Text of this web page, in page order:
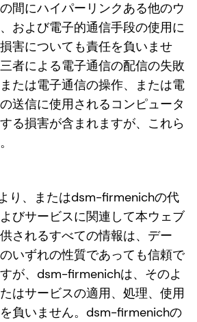
間にハイパーリンクある他のウ
および電子的通信手段の使用に
害についても責任を負いませ
者による電子通信の配信の失敗
たは電子通信の操作、または電
送信に使用されるコンピュータ
る損害が含まれますが、これら
り、またはdsm-firmenichの代
びサービスに関連して本ウェブ
されるすべての情報は、デー
いずれの性質であっても信頼で
が、dsm-firmenichは、そのよ
はサービスの適用、処理、使用
負いません。dsm-firmenichの